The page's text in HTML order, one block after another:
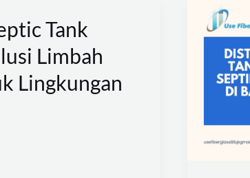
Tank
Limbah
Lingkungan
Tangki
Septik
Terbaik